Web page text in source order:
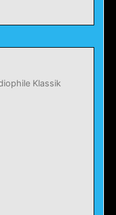
Klassik